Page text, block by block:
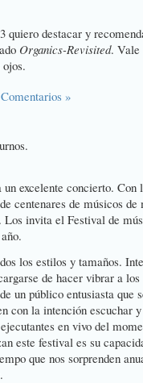
quiero destacar y
Organics-Revisited. Vale
»
excelente concierto.
centenares de músicos
invita el Festival de
los estilos y tamaños.
de hacer vibrar a
un público entusiasta que
con la intención escuchar
en vivo del
este festival es su
que nos sorprenden